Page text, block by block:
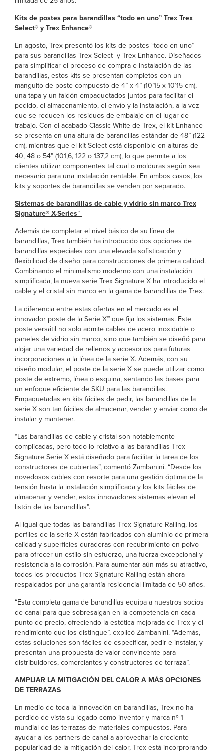
Kits de postes para barandillas “todo en uno” Trex Trex
Select® y Trex Enhance®
En agosto, Trex presentó los kits de postes “todo en uno”
para sus barandillas Trex Select y Trex Enhance. Diseñados
para simplificar el proceso de compra e instalación de las
barandillas, estos kits se presentan completos con un
manguito de poste compuesto de 4” x 4” (10’15 x 10’15 cm),
una tapa y un faldón empaquetados juntos para facilitar el
pedido, el almacenamiento, el envío y la instalación, a la vez
que se reducen los residuos de embalaje en el lugar de
trabajo. Con el acabado Classic White de Trex, el kit Enhance
se presenta en una altura de barandillas estándar de 48” (122
cm), mientras que el kit Select está disponible en alturas de
40, 48 o 54” (101,6, 122 o 137,2 cm), lo que permite a los
clientes utilizar componentes tal cual o molduras según sea
necesario para una instalación rentable. En ambos casos, los
kits y soportes de barandillas se venden por separado.
Sistemas de barandillas de cable y vidrio sin marco Trex
Signature® X-Series™
Además de completar el nivel básico de su línea de
barandillas, Trex también ha introducido dos opciones de
barandillas especiales con una elevada sofisticación y
flexibilidad de diseño para construcciones de primera calidad.
Combinando el minimalismo moderno con una instalación
simplificada, la nueva serie Trex Signature X ha introducido el
cable y el cristal sin marco en la gama de barandillas de Trex.
La diferencia entre estas ofertas en el mercado es el
innovador poste de la Serie X™ que fija los sistemas. Este
poste versátil no solo admite cables de acero inoxidable o
paneles de vidrio sin marco, sino que también se diseñó para
alojar una variedad de rellenos y accesorios para futuras
incorporaciones a la línea de la serie X. Además, con su
diseño modular, el poste de la serie X se puede utilizar como
poste de extremo, línea o esquina, sentando las bases para
un enfoque eficiente de SKU para las barandillas.
Empaquetadas en kits fáciles de pedir, las barandillas de la
serie X son tan fáciles de almacenar, vender y enviar como de
instalar y mantener.
“Las barandillas de cable y cristal son notablemente
complicadas, pero todo lo relativo a las barandillas Trex
Signature Serie X está diseñado para facilitar la tarea de los
constructores de cubiertas”, comentó Zambanini. “Desde los
novedosos cables con resorte para una gestión óptima de la
tensión hasta la instalación simplificada y los kits fáciles de
almacenar y vender, estos innovadores sistemas elevan el
listón de las barandillas”.
Al igual que todas las barandillas Trex Signature Railing, los
perfiles de la serie X están fabricados con aluminio de primera
calidad y superficies duraderas con recubrimiento en polvo
para ofrecer un estilo sin esfuerzo, una fuerza excepcional y
resistencia a la corrosión. Para aumentar aún más su atractivo,
todos los productos Trex Signature Railing están ahora
respaldados por una garantía residencial limitada de 50 años.
“Esta completa gama de barandillas equipa a nuestros socios
de canal para que sobresalgan en la competencia en cada
punto de precio, ofreciendo la estética mejorada de Trex y el
rendimiento que los distingue”, explicó Zambanini. “Además,
estas soluciones son fáciles de especificar, pedir e instalar, y
presentan una propuesta de valor convincente para
distribuidores, comerciantes y constructores de terraza”.
AMPLIAR LA MITIGACIÓN DEL CALOR A MÁS OPCIONES
DE TERRAZAS
En medio de toda la innovación en barandillas, Trex no ha
perdido de vista su legado como inventor y marca nº 1
mundial de las terrazas de materiales compuestos. Para
ayudar a los partners de canal a aprovechar la creciente
popularidad de la mitigación del calor, Trex está incorprorando